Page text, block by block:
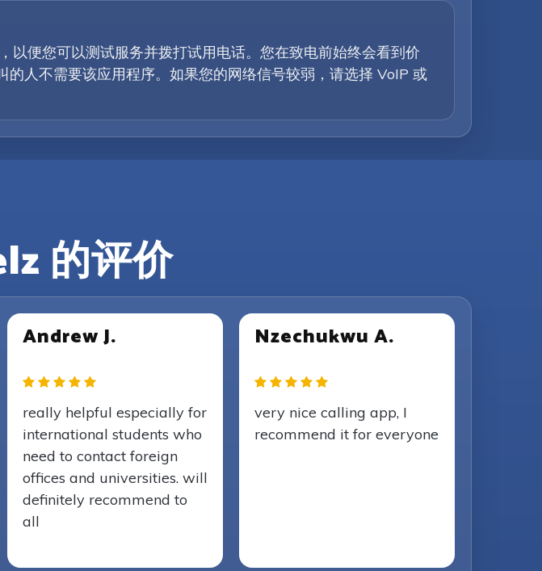
便您可以测试服务并拨打试用电话。您在致电前始终会看到价
人不需要该应用程序。如果您的网络信号较弱，请选择 VoIP 或
的评价
Andrew J.
really helpful especially for
international students who
need to contact foreign
offices and universities. will
definitely recommend to
all
Nzechukwu A.
very nice calling app, I
recommend it for everyone